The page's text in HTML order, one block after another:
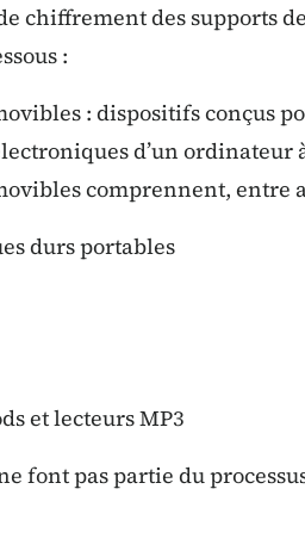
chiffrement des supports
:
: dispositifs conçus
d’un ordinateur
comprennent, entre
durs portables
et lecteurs MP3
font pas partie du